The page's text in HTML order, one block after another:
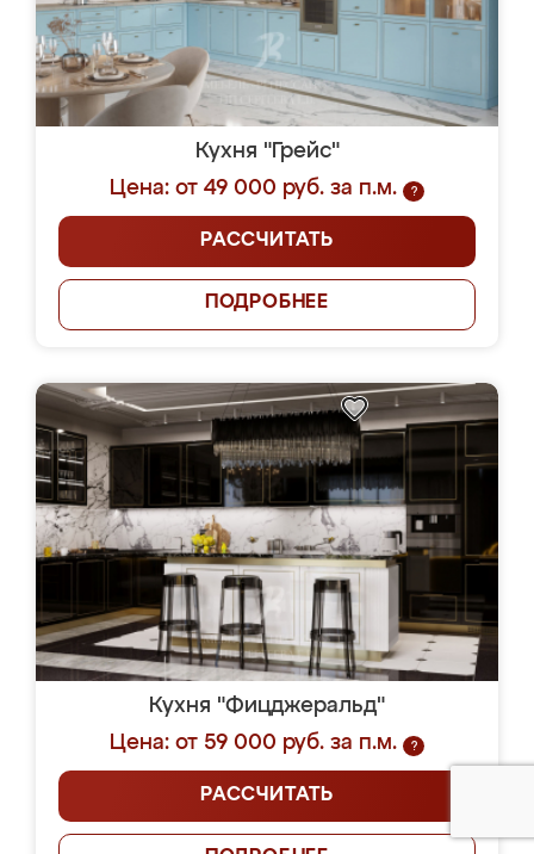
Кухня "Грейс"
Цена: от 49 000 руб. за п.м.
?
РАССЧИТАТЬ
ПОДРОБНЕЕ
Кухня "Фицджеральд"
Цена: от 59 000 руб. за п.м.
?
РАССЧИТАТЬ